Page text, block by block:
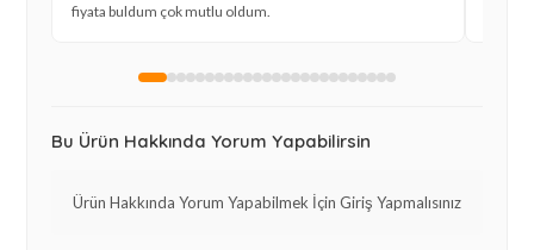
fiyata buldum çok mutlu oldum.
Bu Ürün Hakkında Yorum Yapabilirsin
Ürün Hakkında Yorum Yapabilmek İçin Giriş Yapmalısınız